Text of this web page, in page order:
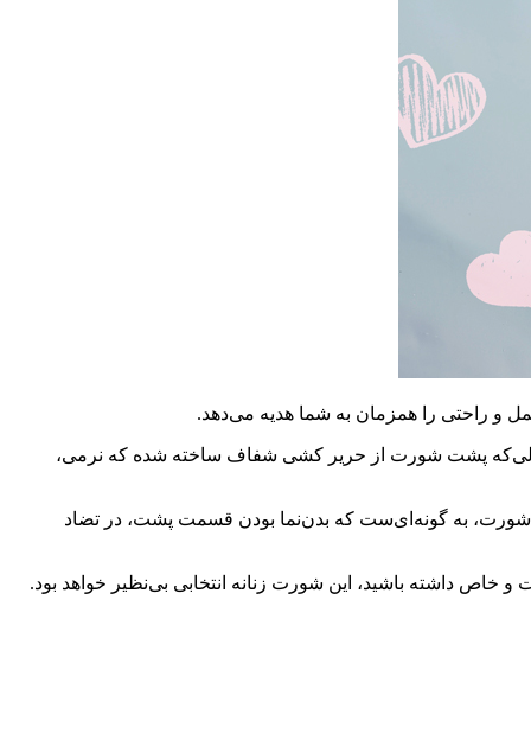
و راحتی را همزمان به شما هدیه می‌دهد.
پشت شورت از حریر کشی شفاف ساخته شده که نرمی،
شورت، به گونه‌ای‌ست که بدن‌نما بودن قسمت پشت، در تضاد
داشته باشید، این شورت زنانه انتخابی بی‌نظیر خواهد بود.